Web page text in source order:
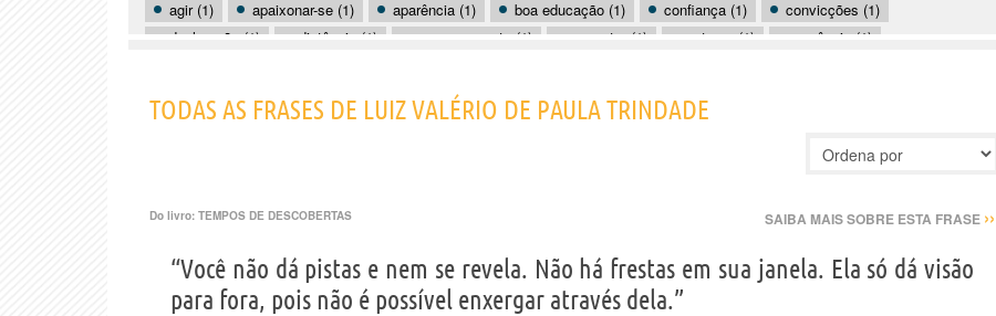
agir (1)
apaixonar-se (1) aparência (1) boa educação (1) confiança (1)
convicções (1)
declaração (1)
distância (1) enamoramento (1) encontro (1) entrega (1)
essência (1)
partilha (1)
TODAS AS FRASES DE LUIZ VALÉRIO DE PAULA TRINDADE
Do livro: TEMPOS DE DESCOBERTAS SAIBA MAIS SOBRE ESTA FRASE ››
“Você não dá pistas e nem se revela. Não há frestas em sua janela. Ela só dá visão
para fora, pois não é possível enxergar através dela.”